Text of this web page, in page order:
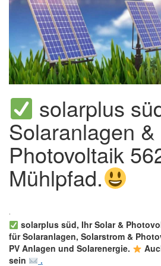
solarplus
Solaranlagen &
Photovoltaik
Mühlpfad.
solarplus süd, Ihr Solar &
für Solaranlagen, Solarstrom &
PV Anlagen und Solarenergie.
sein
.